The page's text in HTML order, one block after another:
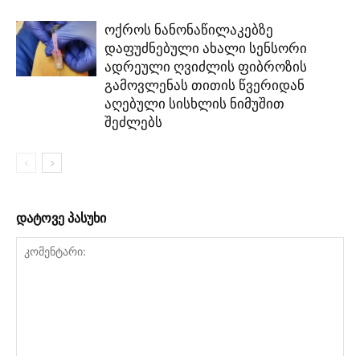
ოქროს ნანონაწილაკებზე
დაფუძნებული ახალი სენსორი
ადრეული ღვიძლის ფიბროზის
გამოვლენას თითის წვერიდან
აღებული სისხლის ნიმუშით
შეძლებს
დატოვე პასუხი